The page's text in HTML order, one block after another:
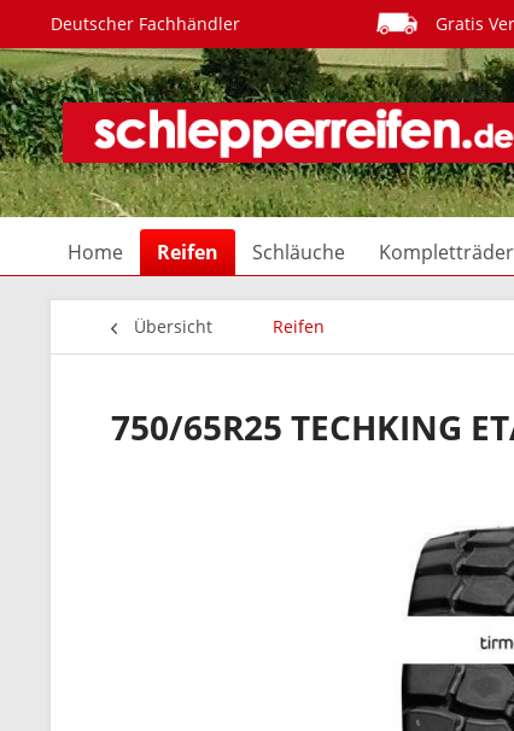
Deutscher Fachhändler Gratis
Home Reifen Schläuche Kompletträder
Übersicht Reifen
750/65R25 TECHKING